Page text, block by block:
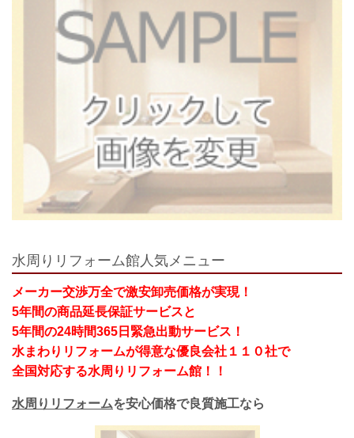
水周りリフォーム館人気メニュー
メーカー交渉万全で激安卸売価格が実現！
5年間の商品延長保証サービスと
5年間の24時間365日緊急出動サービス！
水まわりリフォームが得意な優良会社１１０社で
全国対応する水周りリフォーム館！！
水周りリフォームを安心価格で良質施工なら